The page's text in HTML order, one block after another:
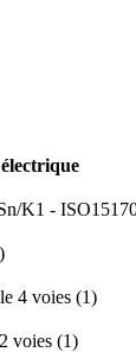
K1 -
4 voies (1)
voies (1)